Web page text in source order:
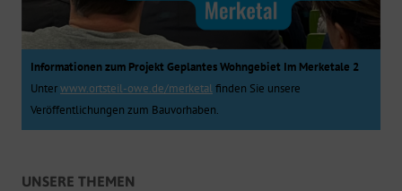
Informationen zum Projekt Geplantes Wohngebiet Im Merketale 2
Unterwww.ortsteil-owe.de/merketalfinden Sie unsere
Veröffentlichungen zum Bauvorhaben.
UNSERE THEMEN